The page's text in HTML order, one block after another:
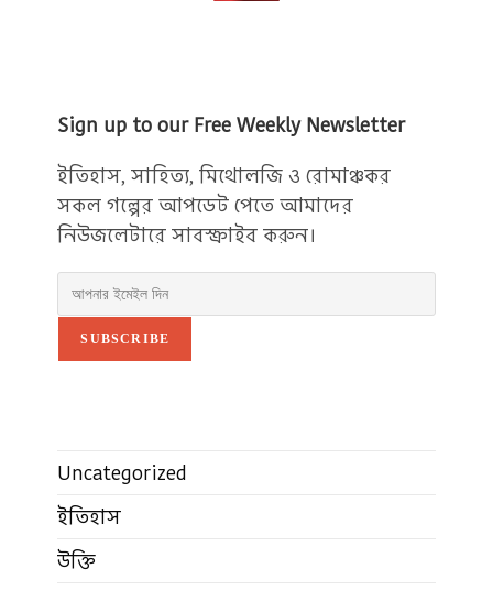
Sign up to our Free Weekly Newsletter
ইতিহাস, সাহিত্য, মিথোলজি ও রোমাঞ্চকর
সকল গল্পের আপডেট পেতে আমাদের
নিউজলেটারে সাবস্ক্রাইব করুন।
SUBSCRIBE
Uncategorized
ইতিহাস
উক্তি